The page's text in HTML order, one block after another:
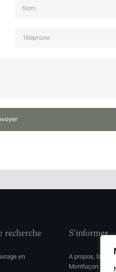
recherche
en
S'informer
A propos, la
Montluçon